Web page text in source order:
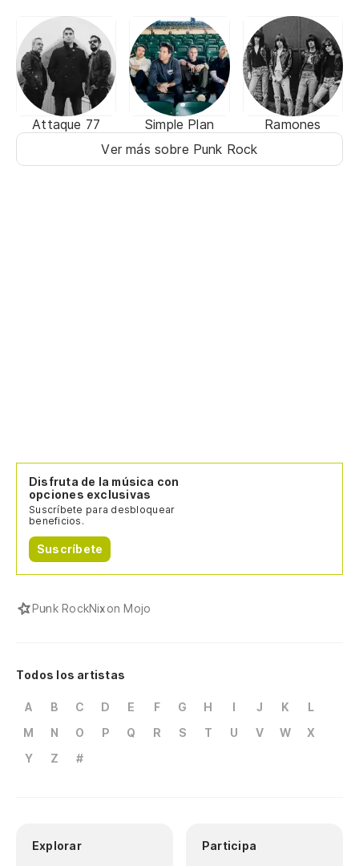
Attaque 77 Simple Plan
Ramones
Ver más sobre Punk Rock
Disfruta de la música con
opciones exclusivas
Suscríbete para desbloquear
beneficios.
Suscríbete
Punk RockNixon Mojo
Todos los artistas
A B C D E F G H I J K
L
M
N O P Q R S T U V W
X
Y
Z #
Explorar Participa